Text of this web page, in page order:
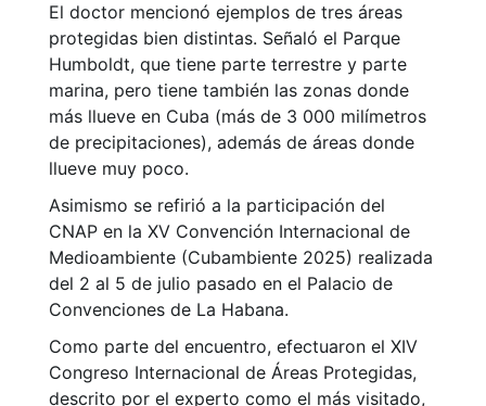
El doctor mencionó ejemplos de tres áreas
protegidas bien distintas. Señaló el Parque
Humboldt, que tiene parte terrestre y parte
marina, pero tiene también las zonas donde
más llueve en Cuba (más de 3 000 milímetros
de precipitaciones), además de áreas donde
llueve muy poco.
Asimismo se refirió a la participación del
CNAP en la XV Convención Internacional de
Medioambiente (Cubambiente 2025) realizada
del 2 al 5 de julio pasado en el Palacio de
Convenciones de La Habana.
Como parte del encuentro, efectuaron el XIV
Congreso Internacional de Áreas Protegidas,
descrito por el experto como el más visitado,